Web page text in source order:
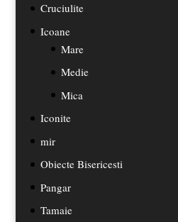
Cruciulite
Icoane
Mare
Medie
Mica
Iconite
mir
Obiecte Bisericesti
Pangar
Tamaie